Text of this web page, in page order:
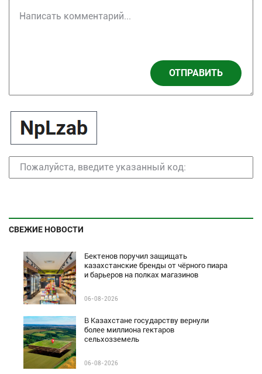
ОТПРАВИТЬ
СВЕЖИЕ НОВОСТИ
Бектенов поручил защищать
казахстанские бренды от чёрного пиара
и барьеров на полках магазинов
06-08-2026
В Казахстане государству вернули
более миллиона гектаров
сельхозземель
06-08-2026